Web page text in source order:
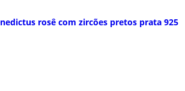
rosê com zircões pretos prata 925